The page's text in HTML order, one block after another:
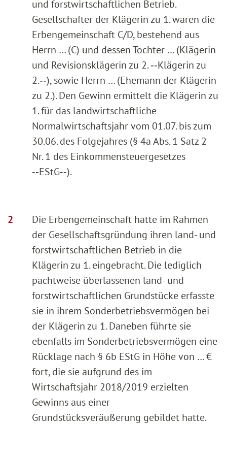
und forstwirtschaftlichen Betrieb.
Gesellschafter der Klägerin zu 1. waren die
Erbengemeinschaft C/D, bestehend aus
Herrn … (C) und dessen Tochter … (Klägerin
und Revisionsklägerin zu 2. ‑‑Klägerin zu
2.‑‑), sowie Herrn … (Ehemann der Klägerin
zu 2.). Den Gewinn ermittelt die Klägerin zu
1. für das landwirtschaftliche
Normalwirtschaftsjahr vom 01.07. bis zum
30.06. des Folgejahres (§ 4a Abs. 1 Satz 2
Nr. 1 des Einkommensteuergesetzes
‑‑EStG‑‑).
Die Erbengemeinschaft hatte im Rahmen
der Gesellschaftsgründung ihren land- und
forstwirtschaftlichen Betrieb in die
Klägerin zu 1. eingebracht. Die lediglich
pachtweise überlassenen land- und
forstwirtschaftlichen Grundstücke erfasste
sie in ihrem Sonderbetriebsvermögen bei
der Klägerin zu 1. Daneben führte sie
ebenfalls im Sonderbetriebsvermögen eine
Rücklage nach § 6b EStG in Höhe von … €
fort, die sie aufgrund des im
Wirtschaftsjahr 2018/2019 erzielten
Gewinns aus einer
Grundstücksveräußerung gebildet hatte.